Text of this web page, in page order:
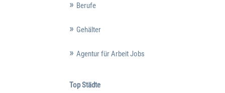
Berufe
Gehälter
Agentur für Arbeit Jobs
Top Städte